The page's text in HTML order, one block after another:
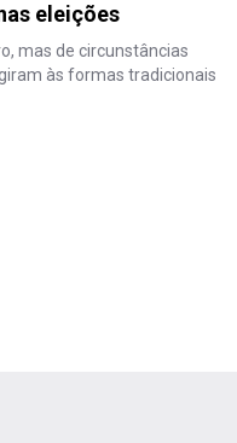
eleições
mas de circunstâncias
às formas tradicionais